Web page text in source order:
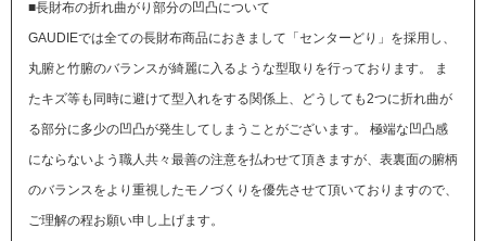
■長財布の折れ曲がり部分の凹凸について
GAUDIEでは全ての長財布商品におきまして「センターどり」を採用し、
丸腑と竹腑のバランスが綺麗に入るような型取りを行っております。 ま
たキズ等も同時に避けて型入れをする関係上、どうしても2つに折れ曲が
る部分に多少の凹凸が発生してしまうことがございます。 極端な凹凸感
にならないよう職人共々最善の注意を払わせて頂きますが、表裏面の腑柄
のバランスをより重視したモノづくりを優先させて頂いておりますので、
ご理解の程お願い申し上げます。